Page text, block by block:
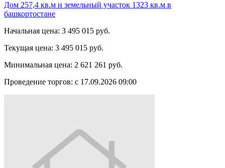
Дом 257,4 кв.м и земельный участок 1323 кв.м в
башкортостане
Начальная цена: 3 495 015 руб.
Текущая цена: 3 495 015 руб.
Минимальная цена: 2 621 261 руб.
Проведение торгов: с 17.09.2026 09:00